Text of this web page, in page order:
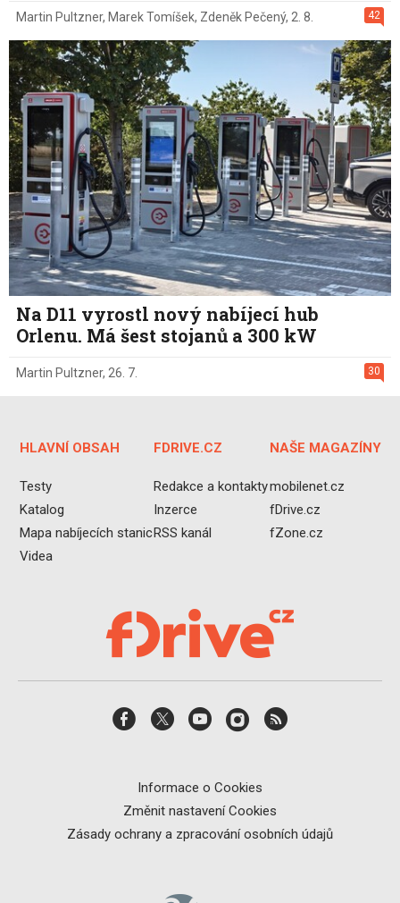
42
Martin Pultzner, Marek Tomíšek, Zdeněk Pečený, 2. 8.
Na D11 vyrostl nový nabíjecí hub
Orlenu. Má šest stojanů a 300 kW
30
Martin Pultzner, 26. 7.
HLAVNÍ OBSAH
Testy
Katalog
Mapa nabíjecích stanic
Videa
FDRIVE.CZ
Redakce a kontakty
Inzerce
RSS kanál
NAŠE MAGAZÍNY
mobilenet.cz
fDrive.cz
fZone.cz
Informace o Cookies
Změnit nastavení Cookies
Zásady ochrany a zpracování osobních údajů